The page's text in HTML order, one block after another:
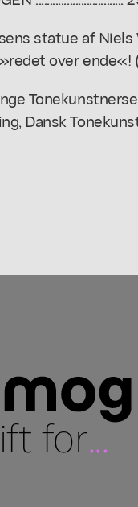
statue af
over ende«!
Dansk
for...